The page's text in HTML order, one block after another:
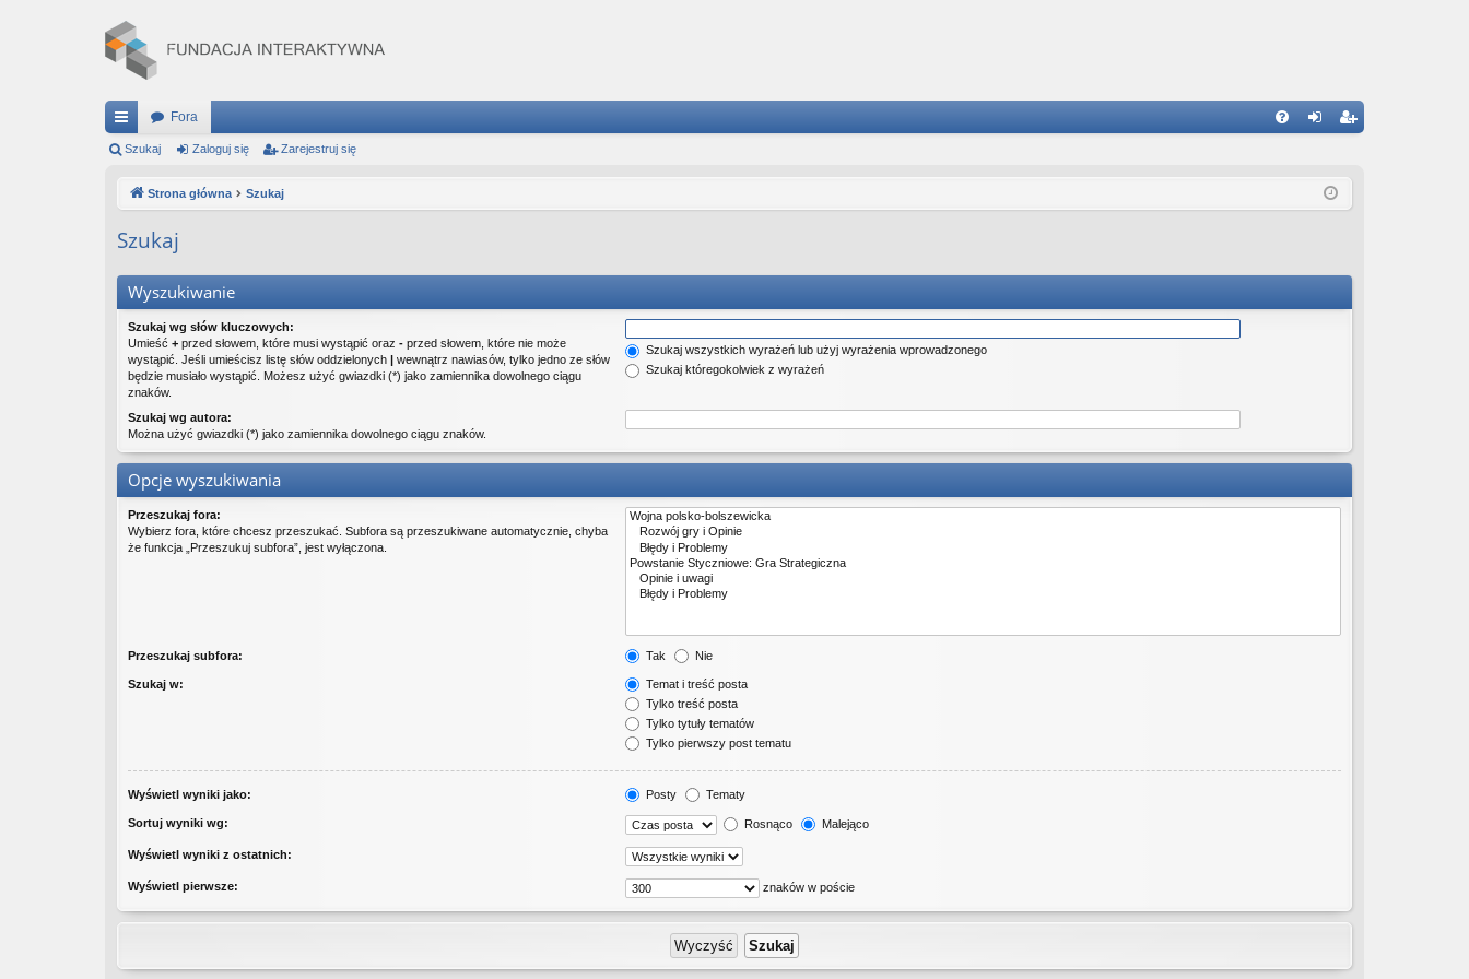
ię
…
Fora
ej
si
Szukaj Zaloguj się Zarejestruj się
Strona główna Szukaj
Szukaj
Wyszukiwanie
Szukaj wg słów kluczowych:
Umieść + przed słowem, które musi wystąpić oraz - przed słowem, które nie może
wystąpić. Jeśli umieścisz listę słów oddzielonych | wewnątrz nawiasów, tylko jedno ze słów
będzie musiało wystąpić. Możesz użyć gwiazdki (*) jako zamiennika dowolnego ciągu
znaków.
Szukaj wszystkich wyrażeń lub użyj wyrażenia wprowadzonego
Szukaj któregokolwiek z wyrażeń
Szukaj wg autora:
Można użyć gwiazdki (*) jako zamiennika dowolnego ciągu znaków.
Opcje wyszukiwania
Przeszukaj fora:
Wybierz fora, które chcesz przeszukać. Subfora są przeszukiwane automatycznie, chyba
że funkcja „Przeszukuj subfora”, jest wyłączona.
Przeszukaj subfora: Tak Nie
Szukaj w:
Temat i treść posta
Tylko treść posta
Tylko tytuły tematów
Tylko pierwszy post tematu
Wyświetl wyniki jako: Posty Tematy
Sortuj wyniki wg: Rosnąco Malejąco
Wyświetl wyniki z ostatnich:
Wyświetl pierwsze: znaków w poście